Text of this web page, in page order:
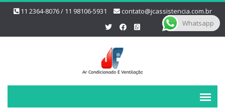
11 2364-8076 / 11 98106-5931 contato@jcassistencia.com.br
Whatsapp